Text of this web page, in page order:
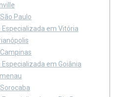
Paulo
em Vitória
em Goiânia